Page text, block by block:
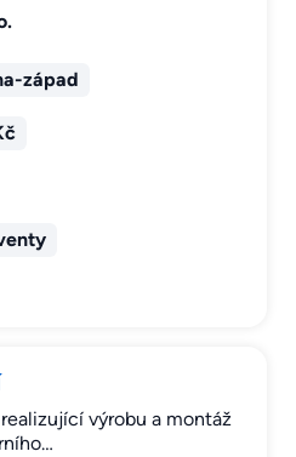
západ
výrobu a montáž